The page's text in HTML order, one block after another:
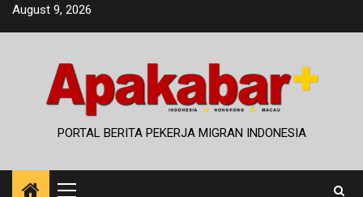
SkipAugust 9, 2026
PORTAL BERITA PEKERJA MIGRAN INDONESIA